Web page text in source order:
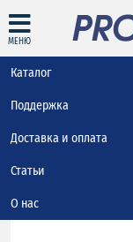
МЕНЮ
Каталог
Поддержка
Доставка и оплата
Статьи
О нас